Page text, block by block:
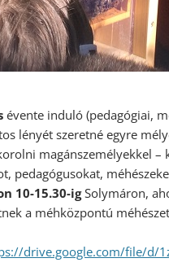
évente induló (pedagógiai,
lényét szeretné egyre
magánszemélyekkel –
pedagógusokat,
10-15.30-igSolymáron,
a méhközpontú
drive.google.com/file/d/